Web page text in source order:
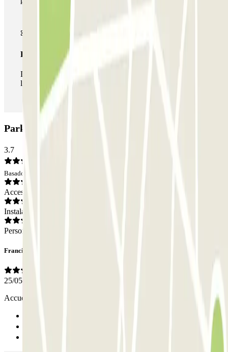
Pase ilimitado
Durante tu estancia podrás entrar y salir del parking todas
las veces que quieras.
Parking Parcheggio Villafranca: Opiniones
3.7
Basado en 1 opiniones
Acceso
Instalaciones
Personal
Francis
25/05/2025
Accueil, très agréable avec efficacité et disponibilité